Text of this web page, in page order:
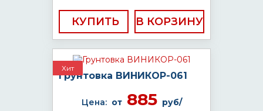
КУПИТЬ
Хит
Грунтовка ВИНИКОР-061
Цена: от885 руб/